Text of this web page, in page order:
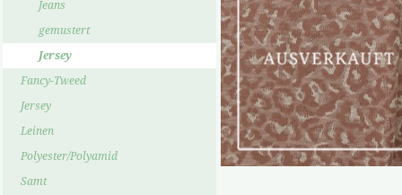
Jeans
gemustert
Jersey
Fancy-Tweed
Jersey
Leinen
Polyester/Polyamid
Samt